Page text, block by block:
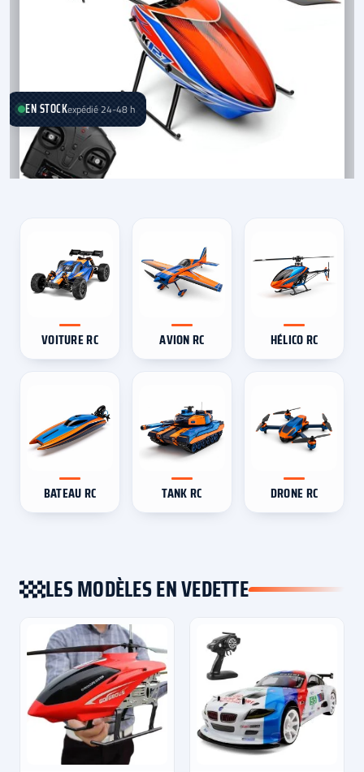
EN STOCKexpédié 24-48 h
VOITURE RC AVION RC HÉLICO RC
BATEAU RC TANK RC DRONE RC
LES MODÈLES EN VEDETTE